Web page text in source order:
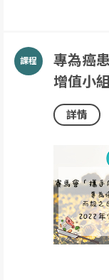
專為癌
增值小
詳情